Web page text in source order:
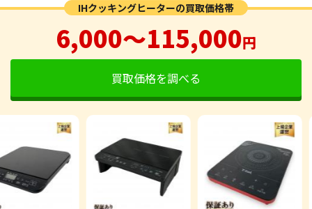
IHクッキングヒーターの買取価格帯
6,000〜115,000円
買取価格を調べる